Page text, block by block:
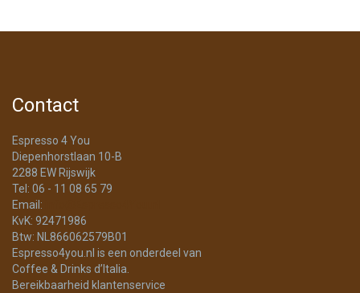
Contact
Espresso 4 You
Diepenhorstlaan 10-B
2288 EW Rijswijk
Tel: 06 - 11 08 65 79
Email:
KvK: 92471986
Btw: NL866062579B01
Espresso4you.nl is een onderdeel van
Coffee & Drinks d’Italia.
Bereikbaarheid klantenservice